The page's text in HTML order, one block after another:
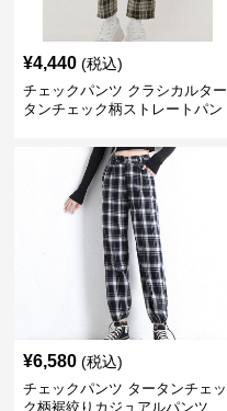
¥4,440 (税込)
チェックパンツ クラシカルター
タンチェック柄ストレートパン
¥6,580 (税込)
チェックパンツ タータンチェッ
ク柄裾絞りカジュアルパンツ